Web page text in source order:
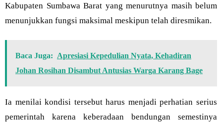
Kabupaten Sumbawa Barat yang menurutnya masih belum
menunjukkan fungsi maksimal meskipun telah diresmikan.
Baca Juga: Apresiasi Kepedulian Nyata, Kehadiran
Johan Rosihan Disambut Antusias Warga Karang Bage
Ia menilai kondisi tersebut harus menjadi perhatian serius
pemerintah karena keberadaan bendungan semestinya